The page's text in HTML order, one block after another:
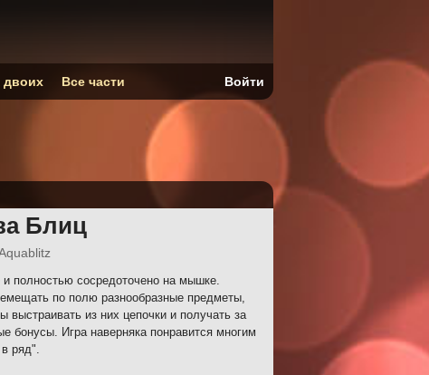
Блиц
и полностью сосредоточено на мышке.
по полю разнообразные предметы,
выстраивать из них цепочки и получать за
бонусы. Игра наверняка понравится многим
ряд".
двоих Все части Войти